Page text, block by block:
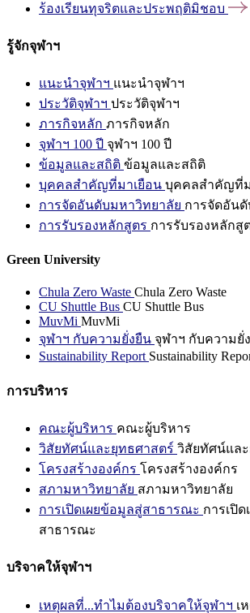
ร้องเรียนทุจริตและประพฤติมิชอบ
รู้จักจุฬาฯ
แนะนำจุฬาฯ แนะนำจุฬาฯ
ประวัติจุฬาฯ ประวัติจุฬาฯ
ภารกิจหลัก ภารกิจหลัก
จุฬาฯ 100 ปี จุฬาฯ 100 ปี
ข้อมูลและสถิติ ข้อมูลและสถิติ
บุคคลสำคัญที่มาเยือน บุคคลสำคัญที่ม
การจัดอันดับมหาวิทยาลัย การจัดอัน
การรับรองหลักสูตร การรับรองหลักสู
Green University
Chula Zero Waste Chula Zero Waste
CU Shuttle Bus CU Shuttle Bus
MuvMi MuvMi
จุฬาฯ กับความยั่งยืน จุฬาฯ กับความยั่
Sustainability Report Sustainability
การบริหาร
คณะผู้บริหาร คณะผู้บริหาร
วิสัยทัศน์และยุทธศาสตร์ วิสัยทัศน์แล
โครงสร้างองค์กร โครงสร้างองค์กร
สภามหาวิทยาลัย สภามหาวิทยาลัย
การเปิดเผยข้อมูลสู่สาธารณะ การเปิ
สาธารณะ
บริจาคให้จุฬาฯ
เหตุผลที่...ทำไมต้องบริจาคให้จุฬาฯ เ